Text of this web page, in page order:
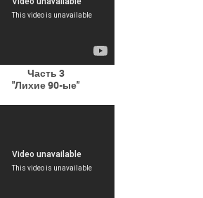
Часть 3
"Лихие 90-ые"